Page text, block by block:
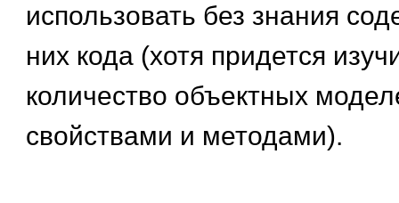
использовать без знания
них кода (хотя придется
количество объектных
свойствами и методами).